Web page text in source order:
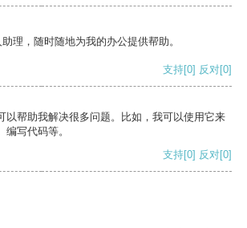
理，随时随地为我的办公提供帮助。
支持[0] 反对[0]
以帮助我解决很多问题。比如，我可以使用它来
写代码等。
支持[0] 反对[0]